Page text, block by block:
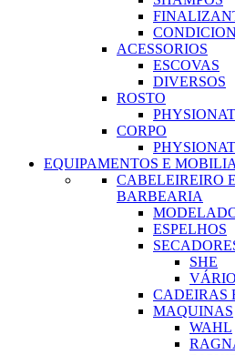
ACESSORIOS
ESCOVAS
DIVERSOS
ROSTO
CORPO
EQUIPAMENTOS E
CABELEIREIRO E
BARBEARIA
ESPELHOS
SHE
CADEIRAS
MAQUINAS
WAHL